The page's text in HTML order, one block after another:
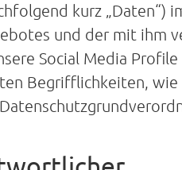
kurz „Daten“)
und der mit ihm
Social Media
Begrifflichkeiten, wie